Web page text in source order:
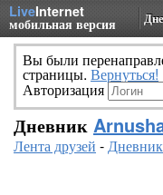
LiveInternet
мобильная версия
Вы были
страницы. Вернуться!
Авторизация
Дневник
Лента друзей -Дневник